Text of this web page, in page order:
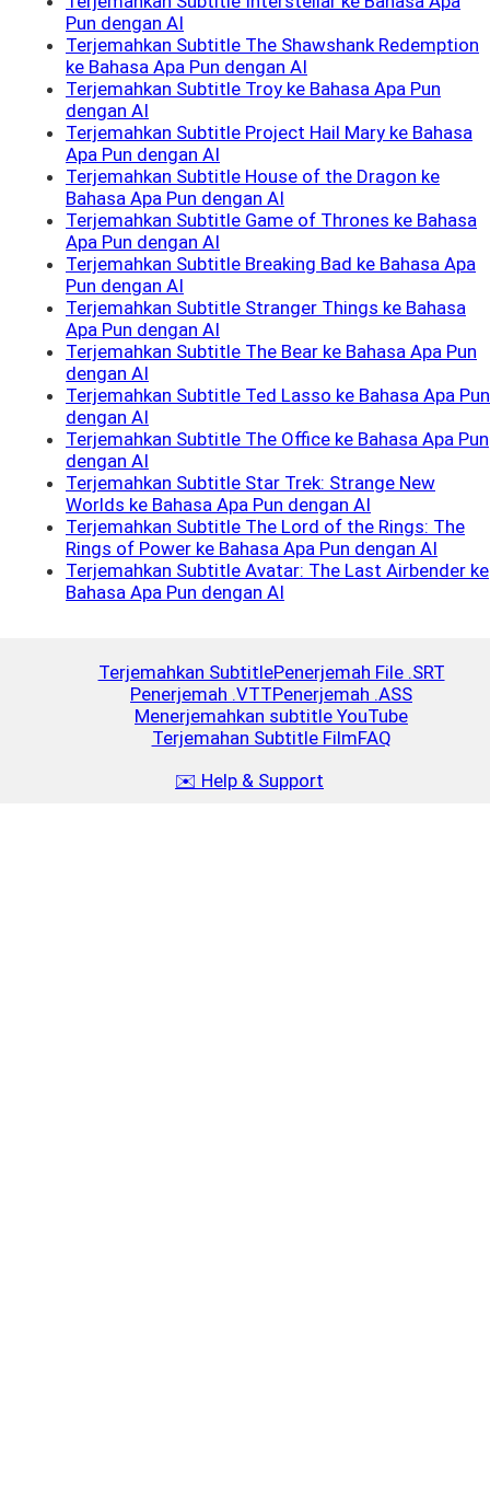
Pun dengan AI
Terjemahkan Subtitle The Shawshank Redemption
ke Bahasa Apa Pun dengan AI
Terjemahkan Subtitle Troy ke Bahasa Apa Pun
dengan AI
Terjemahkan Subtitle Project Hail Mary ke Bahasa
Apa Pun dengan AI
Terjemahkan Subtitle House of the Dragon ke
Bahasa Apa Pun dengan AI
Terjemahkan Subtitle Game of Thrones ke Bahasa
Apa Pun dengan AI
Terjemahkan Subtitle Breaking Bad ke Bahasa Apa
Pun dengan AI
Terjemahkan Subtitle Stranger Things ke Bahasa
Apa Pun dengan AI
Terjemahkan Subtitle The Bear ke Bahasa Apa Pun
dengan AI
Terjemahkan Subtitle Ted Lasso ke Bahasa Apa Pun
dengan AI
Terjemahkan Subtitle The Office ke Bahasa Apa Pun
dengan AI
Terjemahkan Subtitle Star Trek: Strange New
Worlds ke Bahasa Apa Pun dengan AI
Terjemahkan Subtitle The Lord of the Rings: The
Rings of Power ke Bahasa Apa Pun dengan AI
Terjemahkan Subtitle Avatar: The Last Airbender ke
Bahasa Apa Pun dengan AI
Terjemahkan SubtitlePenerjemah File .SRT
Penerjemah .VTTPenerjemah .ASS
Menerjemahkan subtitle YouTube
Terjemahan Subtitle FilmFAQ
✉️ Help & Support